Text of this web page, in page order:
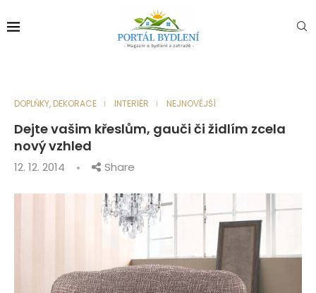
DOPLŇKY, DEKORACE INTERIÉR NEJNOVĚJŠÍ
Dejte vašim křeslům, gauči či židlím zcela
nový vzhled
12. 12. 2014 Share